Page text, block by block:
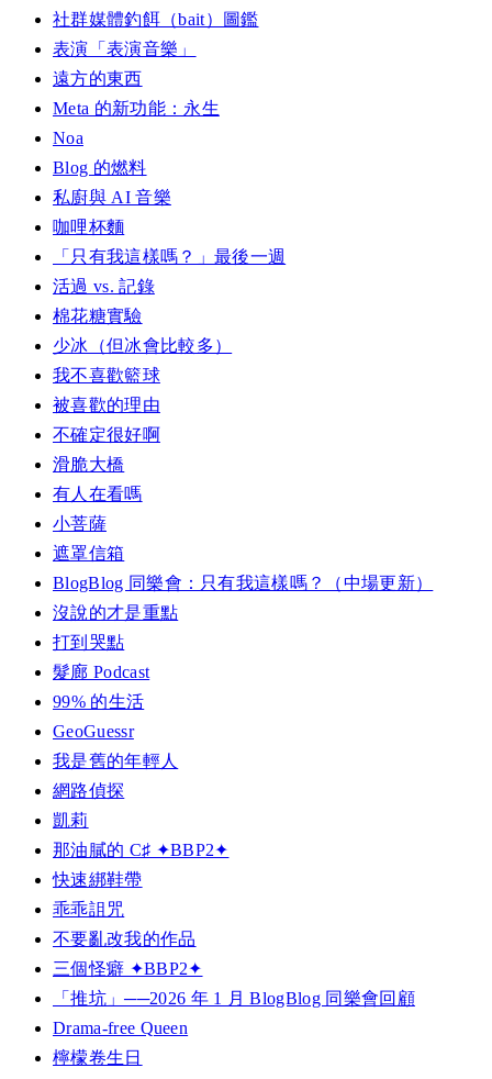
社群媒體釣餌（bait）圖鑑
表演「表演音樂」
遠方的東西
Meta 的新功能：永生
Noa
Blog 的燃料
私廚與 AI 音樂
咖哩杯麵
「只有我這樣嗎？」最後一週
活過 vs. 記錄
棉花糖實驗
少冰（但冰會比較多）
我不喜歡籃球
被喜歡的理由
不確定很好啊
滑脆大橋
有人在看嗎
小菩薩
遮罩信箱
BlogBlog 同樂會：只有我這樣嗎？（中場更新）
沒說的才是重點
打到哭點
髮廊 Podcast
99% 的生活
GeoGuessr
我是舊的年輕人
網路偵探
凱莉
那油膩的 C♯ ✦BBP2✦
快速綁鞋帶
乖乖詛咒
不要亂改我的作品
三個怪癖 ✦BBP2✦
「推坑」──2026 年 1 月 BlogBlog 同樂會回顧
Drama-free Queen
檸檬卷生日